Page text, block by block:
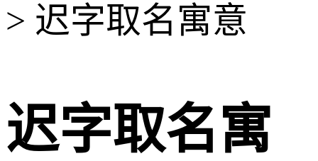
> 迟字取名寓意
迟字取名寓